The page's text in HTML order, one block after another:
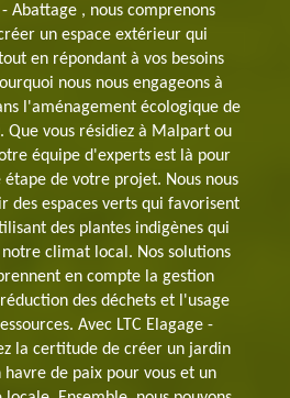
- Abattage , nous comprenons
un espace extérieur qui
en répondant à vos besoins
nous nous engageons à
l'aménagement écologique de
Que vous résidiez à Malpart ou
équipe d'experts est là pour
étape de votre projet. Nous nous
des espaces verts qui favorisent
des plantes indigènes qui
climat local. Nos solutions
en compte la gestion
des déchets et l'usage
Avec LTC Elagage -
la certitude de créer un jardin
de paix pour vous et un